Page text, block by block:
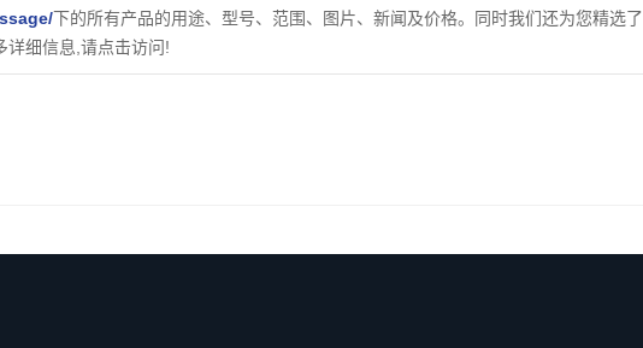
下的所有产品的用途、型号、范围、图片、新闻及价格。同时我们还为您精选了
详细信息,请点击访问!